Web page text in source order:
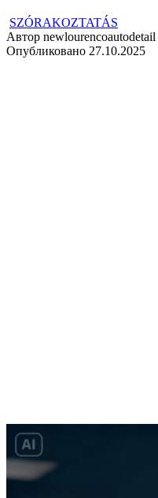
SZÓRAKOZTATÁS
Автор newlourencoautodetail
Опубликовано 27.10.2025